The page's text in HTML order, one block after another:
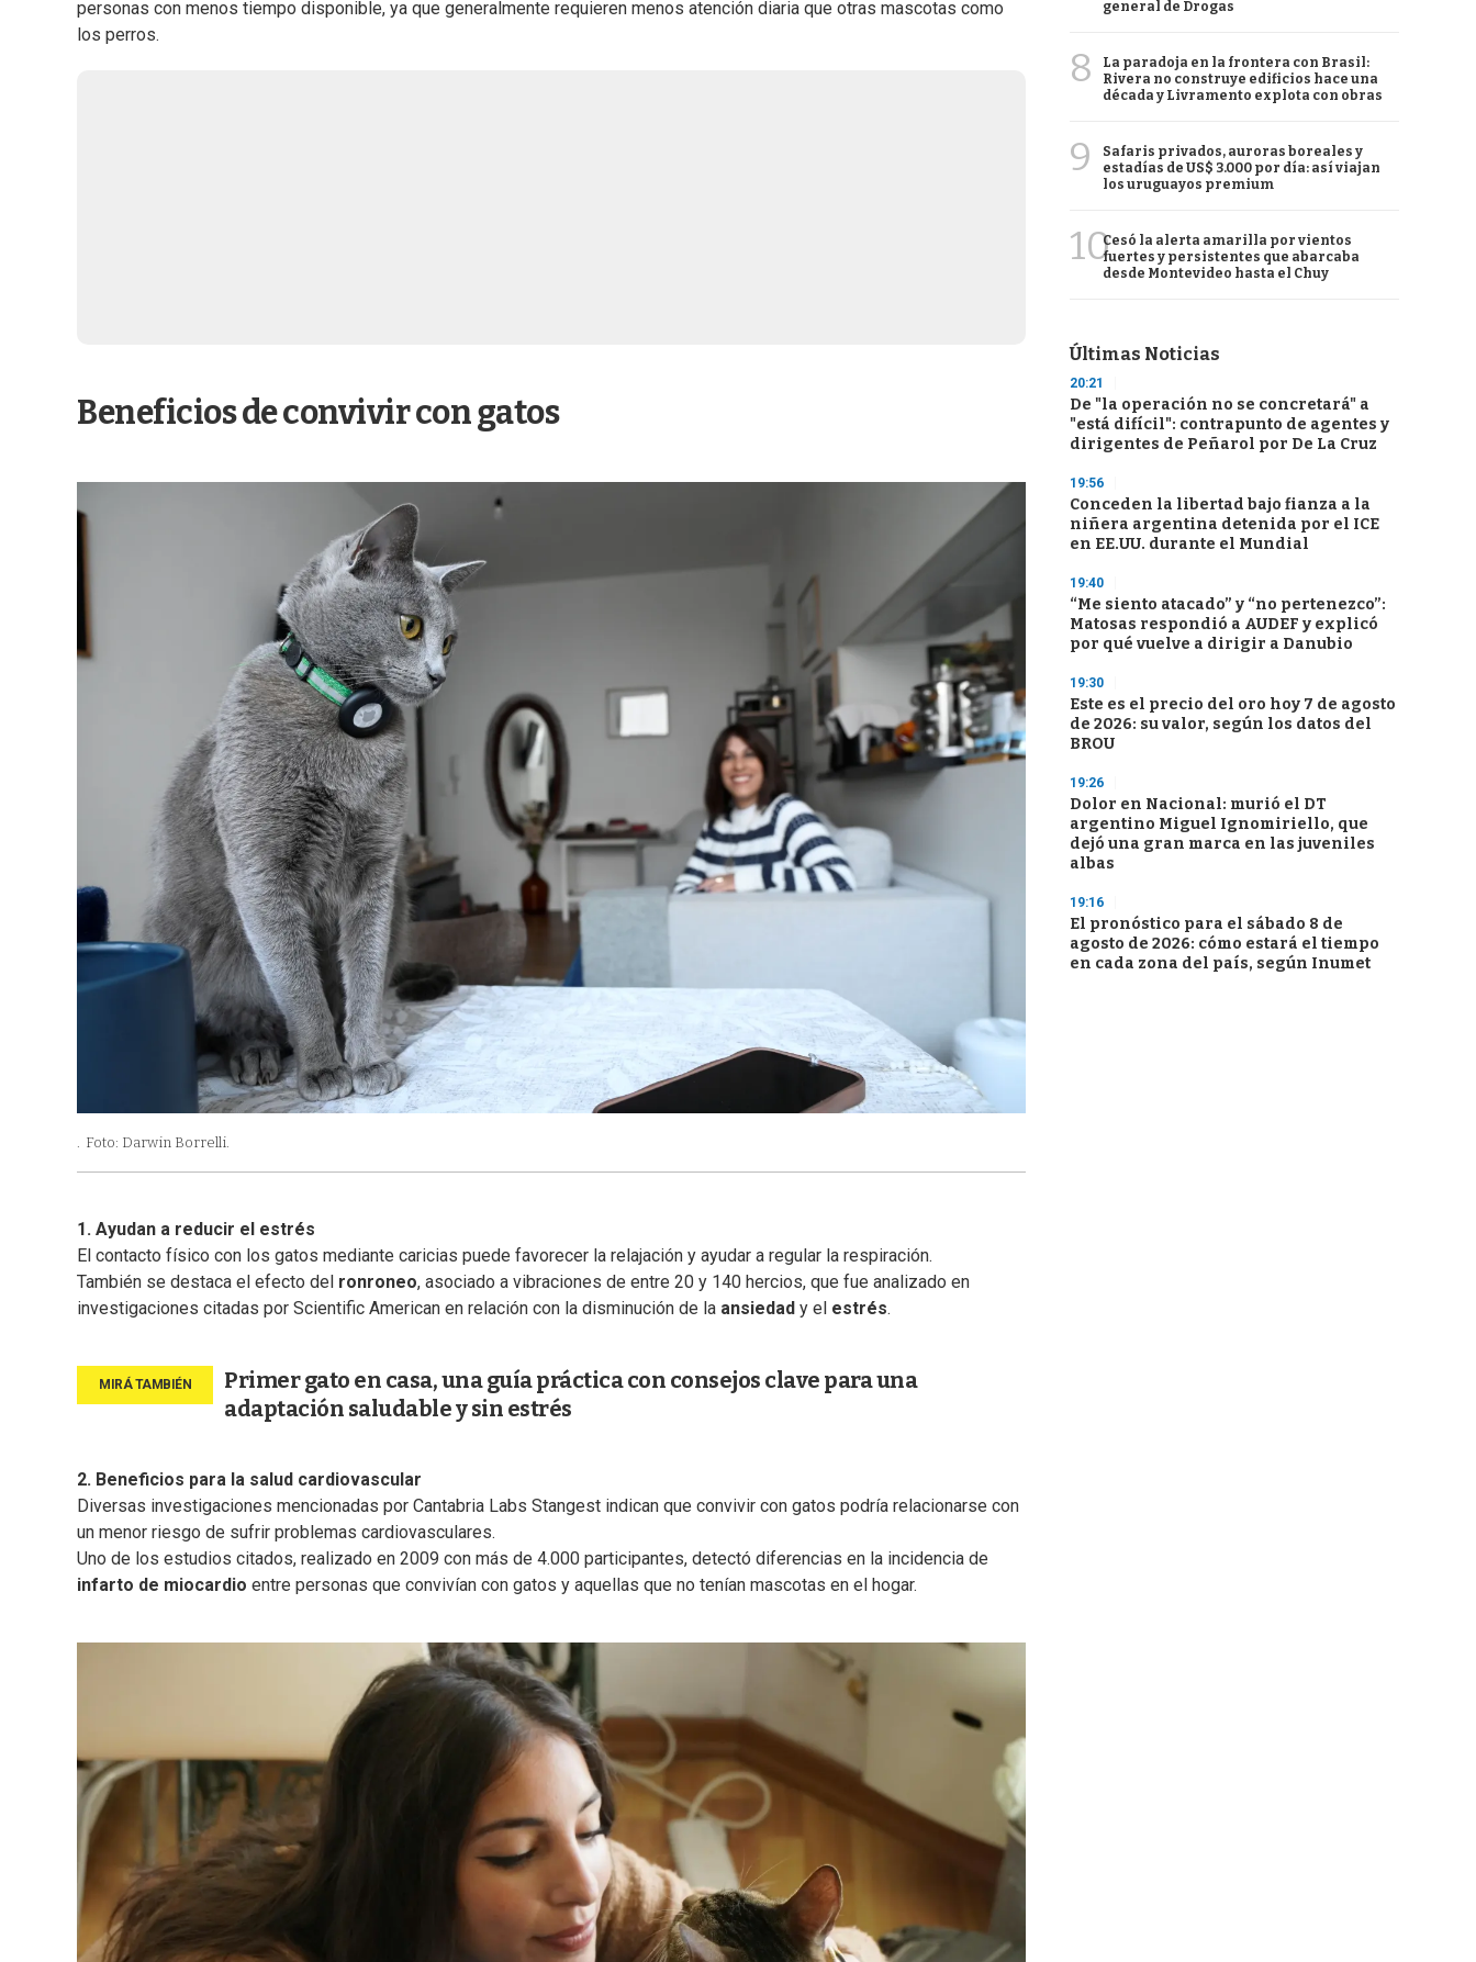
personas con menos tiempo disponible, ya que generalmente requieren menos atención diaria que otras mascotas como
los perros.
Beneficios de convivir con gatos
Foto: Darwin Borrelli.
1. Ayudan a reducir el estrés
El contacto físico con los gatos mediante caricias puede favorecer la relajación y ayudar a regular la respiración.
También se destaca el efecto del ronroneo, asociado a vibraciones de entre 20 y 140 hercios, que fue analizado en
investigaciones citadas por Scientific American en relación con la disminución de la ansiedad y el estrés.
Primer gato en casa, una guía práctica con consejos clave para una
adaptación saludable y sin estrés
2. Beneficios para la salud cardiovascular
Diversas investigaciones mencionadas por Cantabria Labs Stangest indican que convivir con gatos podría relacionarse con
un menor riesgo de sufrir problemas cardiovasculares.
Uno de los estudios citados, realizado en 2009 con más de 4.000 participantes, detectó diferencias en la incidencia de
infarto de miocardio entre personas que convivían con gatos y aquellas que no tenían mascotas en el hogar.
general de Drogas
8
La paradoja en la frontera con Brasil:
Rivera no construye edificios hace una
década y Livramento explota con obras
9
Safaris privados, auroras boreales y
estadías de US$ 3.000 por día: así viajan
los uruguayos premium
10Cesó la alerta amarilla por vientos
fuertes y persistentes que abarcaba
desde Montevideo hasta el Chuy
Últimas Noticias
20:21
De "la operación no se concretará" a
"está difícil": contrapunto de agentes y
dirigentes de Peñarol por De La Cruz
19:56
Conceden la libertad bajo fianza a la
niñera argentina detenida por el ICE
en EE.UU. durante el Mundial
19:40
“Me siento atacado” y “no pertenezco”:
Matosas respondió a AUDEF y explicó
por qué vuelve a dirigir a Danubio
19:30
Este es el precio del oro hoy 7 de agosto
de 2026: su valor, según los datos del
BROU
19:26
Dolor en Nacional: murió el DT
argentino Miguel Ignomiriello, que
dejó una gran marca en las juveniles
albas
19:16
El pronóstico para el sábado 8 de
agosto de 2026: cómo estará el tiempo
en cada zona del país, según Inumet